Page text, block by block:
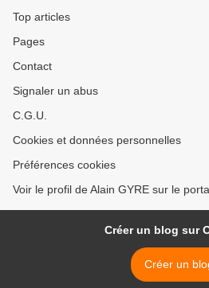
Top articles
Pages
Contact
Signaler un abus
C.G.U.
Cookies et données personnelles
Préférences cookies
Voir le profil de Alain GYRE sur le
Créer un blog sur
Créer un